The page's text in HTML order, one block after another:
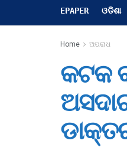
EPAPER ଓଡିଶା
Home ଅପରାଧ
କଟକ